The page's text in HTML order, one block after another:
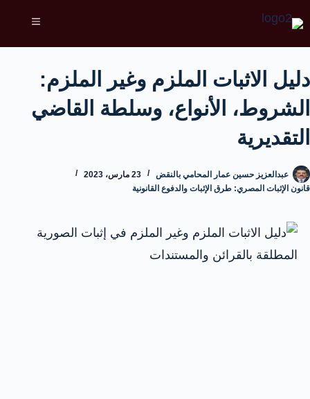
دليل الاثبات الملزم وغير الملزم:
الشروط، الأنواع، وسلطة القاضي
التقديرية
عبدالعزيز حسين عمار المحامي بالنقض
23 مارس، 2023
قانون الإثبات المصري: طرق الإثبات والدفوع القانونية